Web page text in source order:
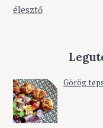
élesztő
Görög